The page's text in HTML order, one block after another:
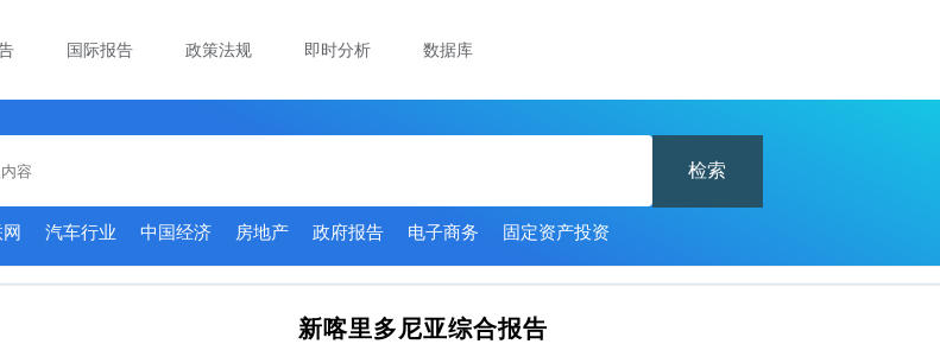
国际报告 政策法规 即时分析 数据库
检索
汽车行业 中国经济 房地产 政府报告 电子商务 固定资产投资
新喀里多尼亚综合报告